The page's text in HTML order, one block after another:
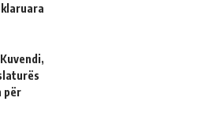
për